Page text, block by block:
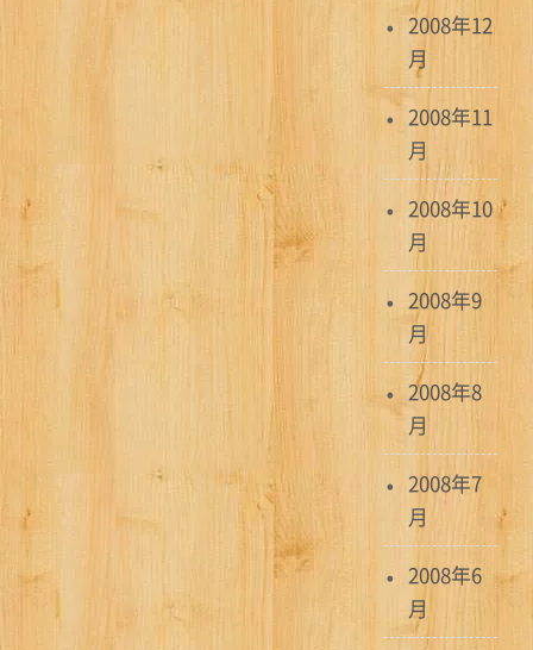
2008年12
月
2008年11
月
2008年10
月
2008年9
月
2008年8
月
2008年7
月
2008年6
月